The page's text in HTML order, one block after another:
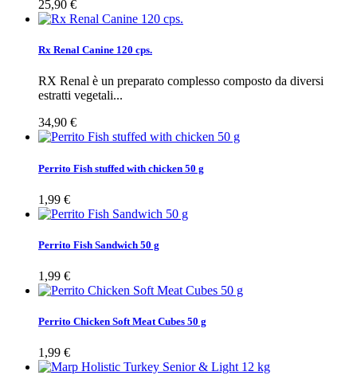
25,90 €
Rx Renal Canine 120 cps.
RX Renal è un preparato complesso composto da diversi
estratti vegetali...
34,90 €
Perrito Fish stuffed with chicken 50 g
1,99 €
Perrito Fish Sandwich 50 g
1,99 €
Perrito Chicken Soft Meat Cubes 50 g
1,99 €